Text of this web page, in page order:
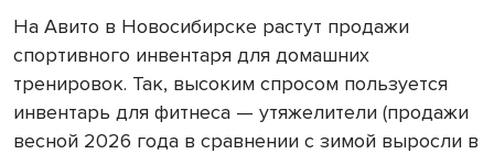
На Авито в Новосибирске растут продажи
спортивного инвентаря для домашних
тренировок. Так, высоким спросом пользуется
инвентарь для фитнеса — утяжелители (продажи
весной 2026 года в сравнении с зимой выросли в